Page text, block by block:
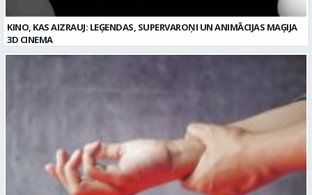
Plaukstas locītavas sastiepums: kā to novērst, atpazīt un veiksmīgi